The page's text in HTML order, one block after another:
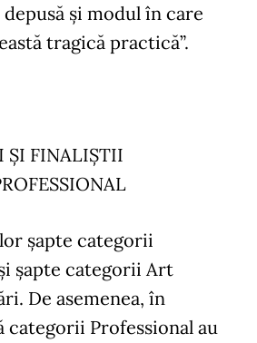
și modul în care
tragică practică”.
ȘI FINALIȘTII
șapte categorii
șapte categorii Art
De asemenea, în
categorii Professional au